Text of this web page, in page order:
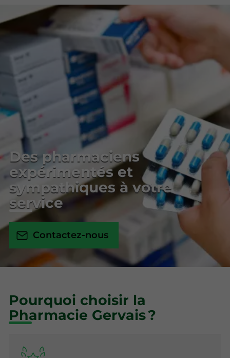
Des pharmaciens
expérimentés et
sympathiques à votre
service
Contactez-nous
Pourquoi choisir la
Pharmacie Gervais ?